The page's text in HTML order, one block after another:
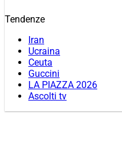
Tendenze
Iran
Ucraina
Ceuta
Guccini
LA PIAZZA 2026
Ascolti tv